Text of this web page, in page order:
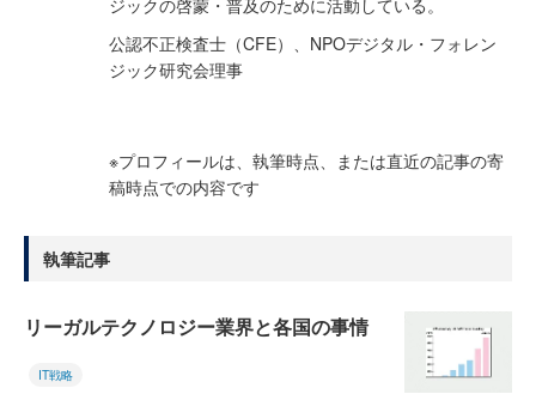
ジックの啓蒙・普及のために活動している。
公認不正検査士（CFE）、NPOデジタル・フォレン
ジック研究会理事
※プロフィールは、執筆時点、または直近の記事の寄
稿時点での内容です
執筆記事
リーガルテクノロジー業界と各国の事情
IT戦略